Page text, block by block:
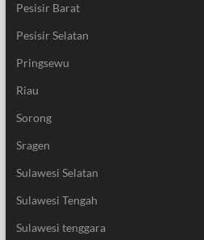
Pesisir Barat
Pesisir Selatan
Pringsewu
Riau
Sorong
Sragen
Sulawesi Selatan
Sulawesi Tengah
Sulawesi tenggara